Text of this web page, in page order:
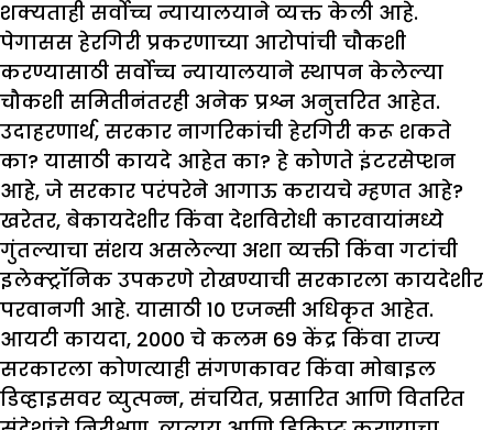
शक्यताही सर्वोच्च न्यायालयाने व्यक्त केली आहे.
पेगासस हेरगिरी प्रकरणाच्या आरोपांची चौकशी
करण्यासाठी सर्वोच्च न्यायालयाने स्थापन केलेल्या
चौकशी समितीनंतरही अनेक प्रश्न अनुत्तरित आहेत.
उदाहरणार्थ, सरकार नागरिकांची हेरगिरी करू शकते
का? यासाठी कायदे आहेत का? हे कोणते इंटरसेप्शन
आहे, जे सरकार परंपरेने आगाऊ करायचे म्हणत आहे?
खरेतर, बेकायदेशीर किंवा देशविरोधी कारवायांमध्ये
गुंतल्याचा संशय असलेल्या अशा व्यक्ती किंवा गटांची
इलेक्ट्रॉनिक उपकरणे रोखण्याची सरकारला कायदेशीर
परवानगी आहे. यासाठी 10 एजन्सी अधिकृत आहेत.
आयटी कायदा, 2000 चे कलम 69 केंद्र किंवा राज्य
सरकारला कोणत्याही संगणकावर किंवा मोबाइल
डिव्हाइसवर व्युत्पन्न, संचयित, प्रसारित आणि वितरित